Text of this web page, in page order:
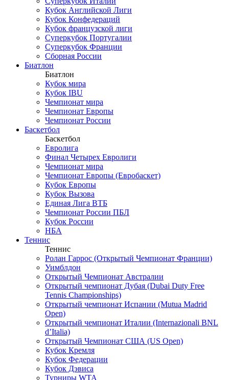
Кубок Английской Лиги
Кубок Конфедераций
Кубок французской лиги
Суперкубок Португалии
Суперкубок Франции
Сборная России
Биатлон
Биатлон
Кубок мира
Кубок IBU
Чемпионат мира
Чемпионат Европы
Чемпионат России
Баскетбол
Баскетбол
Евролига
Финал Четырех Евролиги
Чемпионат мира
Чемпионат Европы (Евробаскет)
Кубок Европы
Кубок Вызова
Единая Лига ВТБ
Чемпионат России ПБЛ
Кубок России
НБА
Теннис
Теннис
Ролан Гаррос (Открытый Чемпионат Франции)
Уимблдон
Открытый Чемпионат Австралии
Открытый чемпионат Дубая (Dubai Duty Free
Tennis Championships)
Открытый чемпионат Испании (Mutua Madrid
Open)
Открытый чемпионат Италии (Internazionali BNL
d’Italia)
Открытый Чемпионат США (US Open)
Кубок Кремля
Кубок Федерации
Кубок Дэвиса
Турниры WTA